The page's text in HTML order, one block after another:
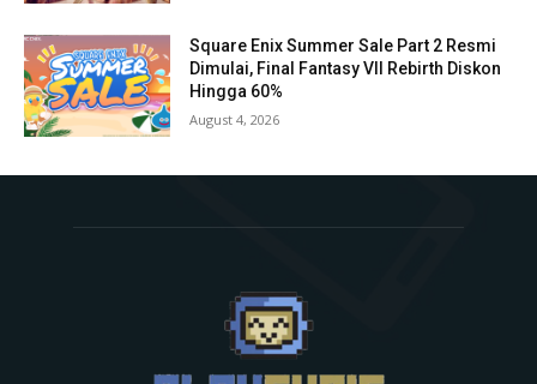
Square Enix Summer Sale Part 2 Resmi
Dimulai, Final Fantasy VII Rebirth Diskon
Hingga 60%
August 4, 2026